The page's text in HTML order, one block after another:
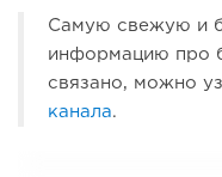
Самую свежую и
информацию про
связано, можно
канала.